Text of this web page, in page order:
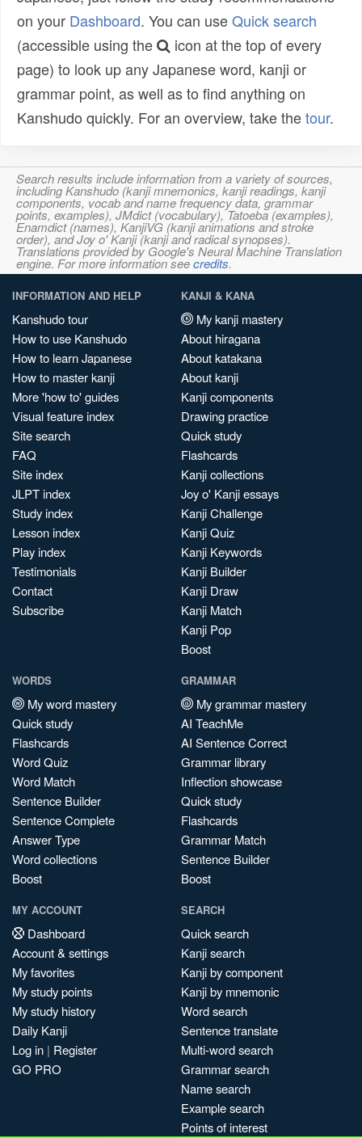
on your Dashboard. You can useQuick search
(accessible using the
icon at the top of every
page) to look up any Japanese word, kanji or
grammar point, as well as to find anything on
Kanshudo quickly. For an overview, take thetour.
Search results include information from a variety of sources,
including Kanshudo (kanji mnemonics, kanji readings, kanji
components, vocab and name frequency data, grammar
points, examples), JMdict (vocabulary), Tatoeba (examples),
Enamdict (names), KanjiVG (kanji animations and stroke
order), and Joy o' Kanji (kanji and radical synopses).
Translations provided by Google's Neural Machine Translation
engine. For more information seecredits.
INFORMATION AND HELP
Kanshudo tour
How to use Kanshudo
How to learn Japanese
How to master kanji
More 'how to' guides
Visual feature index
Site search
FAQ
Site index
JLPT index
Study index
Lesson index
Play index
Testimonials
Contact
Subscribe
KANJI & KANA
My kanji mastery
About hiragana
About katakana
About kanji
Kanji components
Drawing practice
Quick study
Flashcards
Kanji collections
Joy o' Kanji essays
Kanji Challenge
Kanji Quiz
Kanji Keywords
Kanji Builder
Kanji Draw
Kanji Match
Kanji Pop
Boost
WORDS
My word mastery
Quick study
Flashcards
Word Quiz
Word Match
Sentence Builder
Sentence Complete
Answer Type
Word collections
Boost
GRAMMAR
My grammar mastery
AI TeachMe
AI Sentence Correct
Grammar library
Inflection showcase
Quick study
Flashcards
Grammar Match
Sentence Builder
Boost
MY ACCOUNT
Dashboard
Account & settings
My favorites
My study points
My study history
Daily Kanji
Log in | Register
GO PRO
SEARCH
Quick search
Kanji search
Kanji by component
Kanji by mnemonic
Word search
Sentence translate
Multi-word search
Grammar search
Name search
Example search
Points of interest